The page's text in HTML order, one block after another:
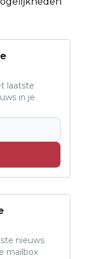
laatste
in je
nieuws
mailbox